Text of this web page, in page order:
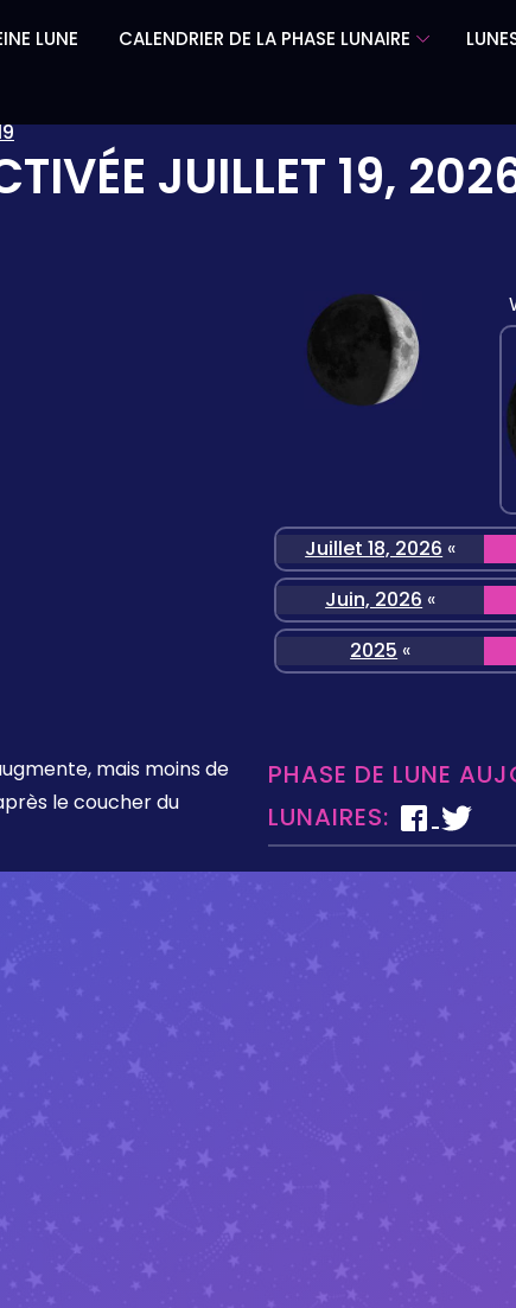
LUNE CALENDRIER DE LA PHASE LUNAIRE
JUILLET 19,
Juillet 18, 2026 «
Juin, 2026 «
2025 «
mais moins de
le coucher du
PHASE DE LUNE
LUNAIRES: